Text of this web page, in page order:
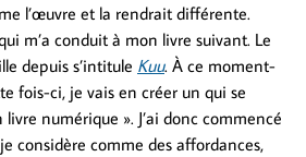
l’œuvre et la rendrait différente.
m’a conduit à mon livre suivant. Le
depuis s’intitule Kuu. À ce moment-
fois-ci, je vais en créer un qui se
numérique ». J’ai donc commencé
considère comme des affordances,